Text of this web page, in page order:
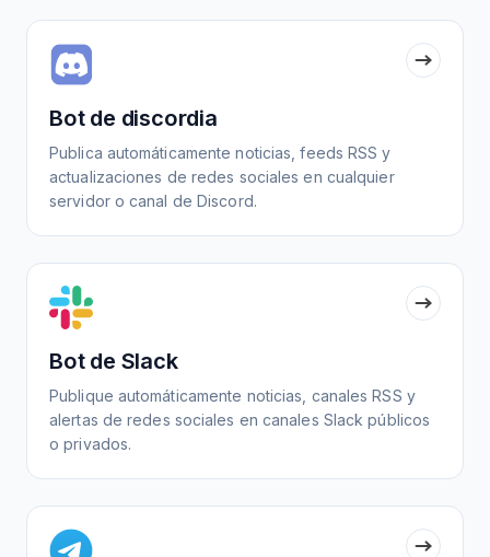
Bot de discordia
Publica automáticamente noticias, feeds RSS y
actualizaciones de redes sociales en cualquier
servidor o canal de Discord.
Bot de Slack
Publique automáticamente noticias, canales RSS y
alertas de redes sociales en canales Slack públicos
o privados.